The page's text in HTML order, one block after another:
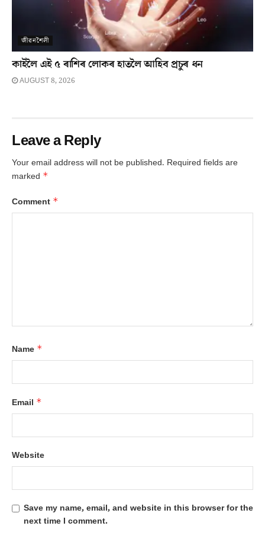
জীৱনশৈলী
কাইলৈ এই ৫ ৰাশিৰ লোকৰ হাতলৈ আহিব প্ৰচুৰ ধন
AUGUST 8, 2026
Leave a Reply
Your email address will not be published. Required fields are
marked *
Comment *
Name *
Email *
Website
Save my name, email, and website in this browser for the
next time I comment.